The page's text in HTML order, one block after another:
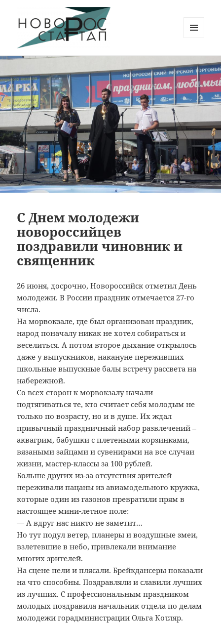
Новорос Стартап
ВИДЖЕТЫ
С Днем молодежи
новороссийцев
поздравили чиновник и
священник
26 июня, досрочно, Новороссийск отметил День
молодежи. В России праздник отмечается 27-го
числа.
На морвокзале, где был организован праздник,
народ поначалу никак не хотел собираться и
веселиться. А потом второе дыхание открылось
даже у выпускников, накануне переживших
школьные выпускные балы встречу рассвета на
набережной.
Со всех сторон к морвокзалу начали
подтягиваться те, кто считает себя молодым не
только по возрасту, но и в душе. Их ждал
привычный праздничный набор развлечений –
аквагрим, бабушки с плетеными корзинками,
вязаными зайцами и сувенирами на все случаи
жизни, мастер-классы за 100 рублей.
Больше других из-за отсутствия зрителей
переживали пацаны из авиамодельного кружка,
которые один из газонов превратили прям в
настоящее мини-летное поле:
— А вдруг нас никто не заметит…
Но тут подул ветер, планеры и воздушные змеи,
взлетевшие в небо, привлекали внимание
многих зрителей.
На сцене пели и плясали. Брейкдансеры показали
на что способны. Поздравляли и славили лучших
из лучших. С профессиональным праздником
молодых поздравила начальник отдела по делам
молодежи горадминистрации Ольга Котляр.